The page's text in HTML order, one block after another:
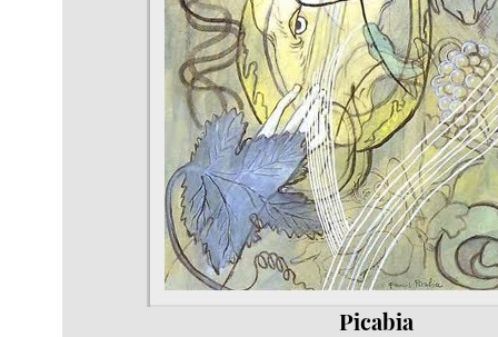
Picabia